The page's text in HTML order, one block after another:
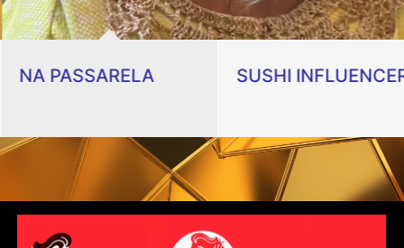
NA PASSARELA SUSHI